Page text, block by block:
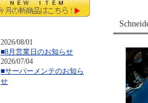
2026/08/01
■8月営業日のお知らせ
2026/07/04
■サーバーメンテのお知ら
せ